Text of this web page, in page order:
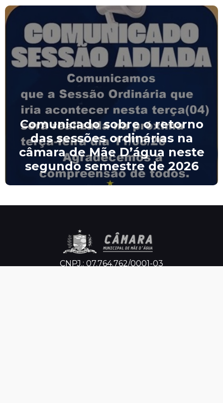
Comunicado sobre o retorno
das sessões ordinárias na
câmara de Mãe D’água neste
segundo semestre de 2026
CNPJ.: 07.764.762/0001-03